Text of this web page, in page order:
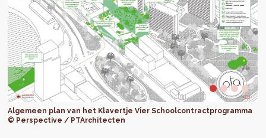
Algemeen plan van het Klavertje Vier Schoolcontractprogramma
© Perspective / PTArchitecten